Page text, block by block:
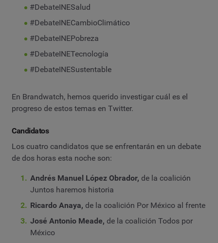
#DebateINESalud
#DebateINECambioClimático
#DebateINEPobreza
#DebateINETecnología
#DebateINESustentable
En Brandwatch, hemos querido investigar cuál es el
progreso de estos temas en Twitter.
Candidatos
Los cuatro candidatos que se enfrentarán en un debate
de dos horas esta noche son:
Andrés Manuel López Obrador, de la coalición
Juntos haremos historia
Ricardo Anaya, de la coalición Por México al frente
José Antonio Meade, de la coalición Todos por
México